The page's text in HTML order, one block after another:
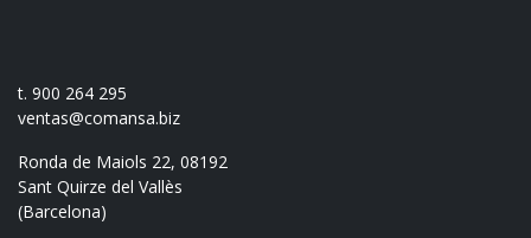
t. 900 264 295
ventas@comansa.biz
Ronda de Maiols 22, 08192
Sant Quirze del Vallès
(Barcelona)